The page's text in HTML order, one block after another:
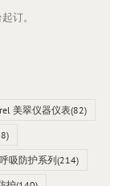
订。
美翠仪器仪表(82)
呼吸防护系列(214)